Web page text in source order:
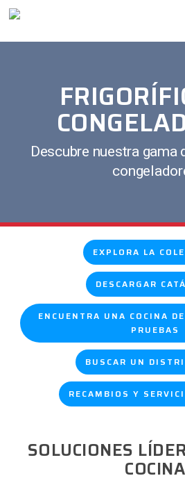
Descubre nuestra
EXPLORA LA
DESCARGAR
ENCUENTRA UNA COCINA
PRUEBAS
BUSCAR UN
RECAMBIOS Y
SOLUCIONES
COCINA